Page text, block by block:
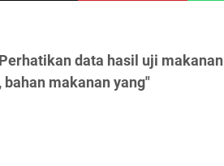
data hasil uji
makanan yang"